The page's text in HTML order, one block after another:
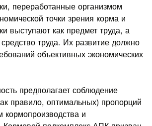
переработанные организмом
точки зрения корма и
выступают как предмет труда, а
труда. Их раз­витие должно
объективных экономи­ческих
предполагает соблюдение
правило, оптимальных) пропорций
кормопроизводства и